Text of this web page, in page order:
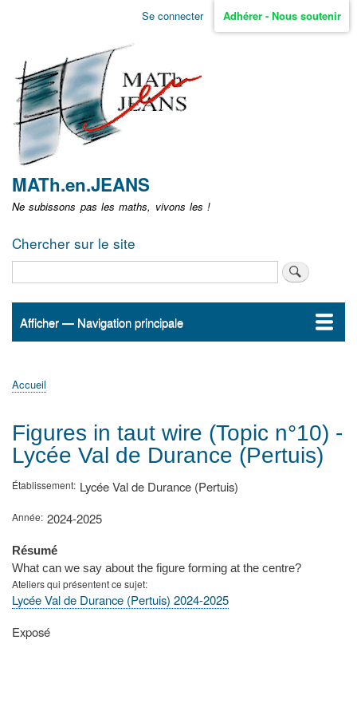
Aller
non
identifié
Se connecter Adhérer - Nous soutenir
MATh.en.JEANS
Ne subissons pas les maths, vivons les !
Chercher sur le site
Navigation
Afficher — Navigation principale
Accueil
ActualitésMATh.en.JEANS ?
Régions et Ateliers
Créer, gérer un atelier
Sujets/Publications
Congrès
d'Ariane
Accueil
Figures in taut wire (Topic n°10) -
Lycée Val de Durance (Pertuis)
Établissement Lycée Val de Durance (Pertuis)
Année 2024-2025
Résumé
What can we say about the figure forming at the centre?
Ateliers qui présentent ce sujet
Lycée Val de Durance (Pertuis) 2024-2025
Type
Exposé